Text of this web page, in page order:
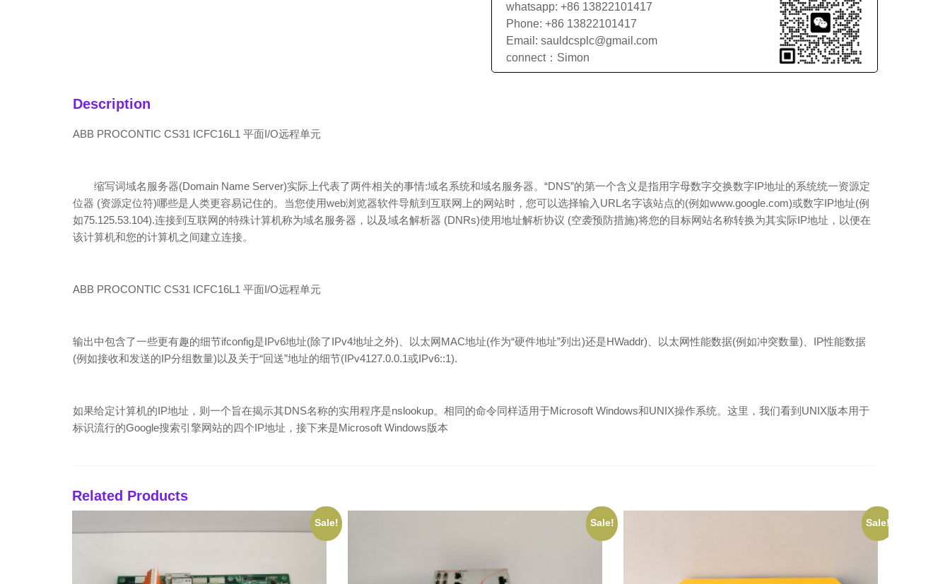
whatsapp: +86 13822101417
Phone: +86 13822101417
Email: sauldcsplc@gmail.com
connect：Simon
Description
ABB PROCONTIC CS31 ICFC16L1 平面I/O远程单元
缩写词域名服务器(Domain Name Server)实际上代表了两件相关的事情:域名系统和域名服务器。“DNS”的第一个含义是指用字母数字交换数字IP地址的系统统一资源定
位器 (资源定位符)哪些是人类更容易记住的。当您使用web浏览器软件导航到互联网上的网站时，您可以选择输入URL名字该站点的(例如www.google.com)或数字IP地址(例
如75.125.53.104).连接到互联网的特殊计算机称为域名服务器，以及域名解析器 (DNRs)使用地址解析协议 (空袭预防措施)将您的目标网站名称转换为其实际IP地址，以便在
该计算机和您的计算机之间建立连接。
ABB PROCONTIC CS31 ICFC16L1 平面I/O远程单元
输出中包含了一些更有趣的细节ifconfig是IPv6地址(除了IPv4地址之外)、以太网MAC地址(作为“硬件地址”列出)还是HWaddr)、以太网性能数据(例如冲突数量)、IP性能数据
(例如接收和发送的IP分组数量)以及关于“回送”地址的细节(IPv4127.0.0.1或IPv6::1).
如果给定计算机的IP地址，则一个旨在揭示其DNS名称的实用程序是nslookup。相同的命令同样适用于Microsoft Windows和UNIX操作系统。这里，我们看到UNIX版本用于
标识流行的Google搜索引擎网站的四个IP地址，接下来是Microsoft Windows版本
Related Products
Sale! Sale! Sale!